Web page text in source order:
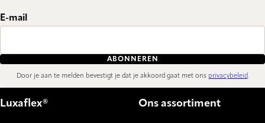
E-mail
ABONNEREN
Door je aan te melden bevestigt je dat je akkoord gaat met ons privacybeleid.
Luxaflex® Ons assortiment